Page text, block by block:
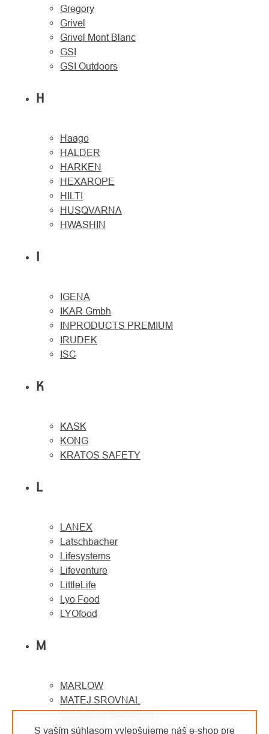
S vaším súhlasom vylepšujeme náš e-shop pre
Gregory
Grivel
Grivel Mont Blanc
GSI
GSI Outdoors
H
Haago
HALDER
HARKEN
HEXAROPE
HILTI
HUSQVARNA
HWASHIN
I
IGENA
IKAR Gmbh
INPRODUCTS PREMIUM
IRUDEK
ISC
K
KASK
KONG
KRATOS SAFETY
L
LANEX
Latschbacher
Lifesystems
Lifeventure
LittleLife
Lyo Food
LYOfood
M
MARLOW
MATEJ SROVNAL
Metaltrade International
MILLER